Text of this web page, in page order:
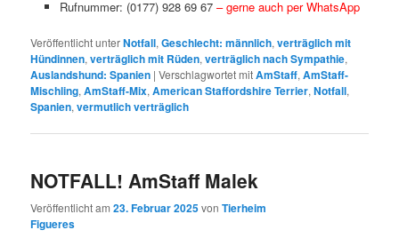
Rufnummer: (0177) 928 69 67 – gerne auch per WhatsApp
Veröffentlicht unterNotfall,Geschlecht: männlich,verträglich mit
Hündinnen,verträglich mit Rüden,verträglich nach Sympathie,
Auslandshund: Spanien |Verschlagwortet mitAmStaff,AmStaff-
Mischling,AmStaff-Mix,American Staffordshire Terrier,Notfall,
Spanien,vermutlich verträglich
NOTFALL! AmStaff Malek
Veröffentlicht am23. Februar 2025vonTierheim
Figueres